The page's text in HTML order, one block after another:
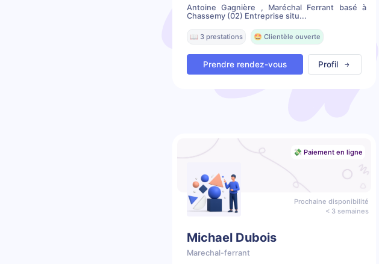
Antoine Gagnière , Maréchal Ferrant basé à
Chassemy (02) Entreprise situ...
📖 3 prestations 🤩 Clientèle ouverte
Prendre rendez-vous Profil
💸 Paiement en ligne
Prochaine disponibilité
< 3 semaines
Michael Dubois
Marechal-ferrant